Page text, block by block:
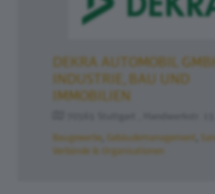
DEKRA AUTOMOBIL
INDUSTRIE, BAU UND
IMMOBILIEN
Baugewerbe Gebäudemanagement
Verbände & Organisationen